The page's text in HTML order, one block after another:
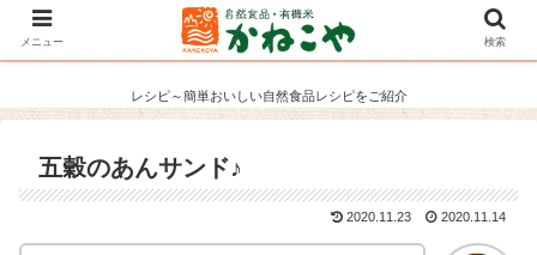
レシピ～簡単おいしい自然食品レシピをご紹介
五穀のあんサンド♪
2020.11.23 2020.11.14
メニュー 検索